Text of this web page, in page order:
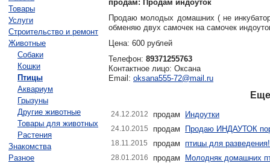
продам: Продам индоуток
Продаю молодых домашних ( не
обменяю двух самочек на самочек
Цена: 600 рублей
Телефон: 89371255763
Контактное лицо: Оксана
Email: oksana555-72@mail.ru
24.12.2012 продам Индоутки
24.10.2015 продам Продаю ИНДАУТОК
18.11.2015 продам птицы для разведения!
28.01.2016 продам Молодняк домашних
Товары
Услуги
Строительство и ремонт
Животные
Собаки
Кошки
Птицы
Аквариум
Грызуны
Другие животные
Товары для животных
Растения
Знакомства
Разное